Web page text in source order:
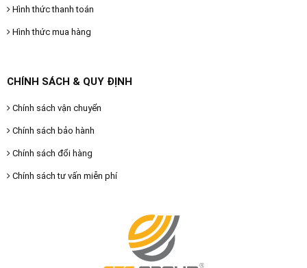
Hình thức thanh toán
Hình thức mua hàng
CHÍNH SÁCH & QUY ĐỊNH
Chính sách vận chuyển
Chính sách bảo hành
Chính sách đổi hàng
Chính sách tư vấn miễn phí